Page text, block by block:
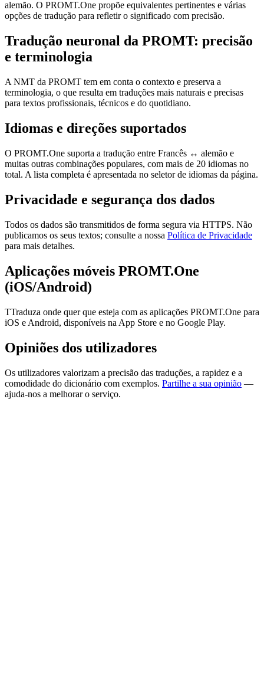
alemão. O PROMT.One propõe equivalentes pertinentes e várias
opções de tradução para refletir o significado com precisão.
Tradução neuronal da PROMT: precisão
e terminologia
A NMT da PROMT tem em conta o contexto e preserva a
terminologia, o que resulta em traduções mais naturais e precisas
para textos profissionais, técnicos e do quotidiano.
Idiomas e direções suportados
O PROMT.One suporta a tradução entre Francês ↔ alemão e
muitas outras combinações populares, com mais de 20 idiomas no
total. A lista completa é apresentada no seletor de idiomas da página.
Privacidade e segurança dos dados
Todos os dados são transmitidos de forma segura via HTTPS. Não
publicamos os seus textos; consulte a nossa Política de Privacidade
para mais detalhes.
Aplicações móveis PROMT.One
(iOS/Android)
TTraduza onde quer que esteja com as aplicações PROMT.One para
iOS e Android, disponíveis na App Store e no Google Play.
Opiniões dos utilizadores
Os utilizadores valorizam a precisão das traduções, a rapidez e a
comodidade do dicionário com exemplos. Partilhe a sua opinião —
ajuda-nos a melhorar o serviço.